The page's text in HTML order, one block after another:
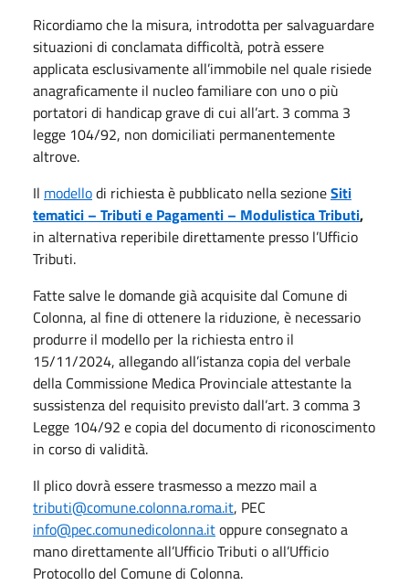
Ricordiamo che la misura, introdotta per salvaguardare
situazioni di conclamata difficoltà, potrà essere
applicata esclusivamente all’immobile nel quale risiede
anagraficamente il nucleo familiare con uno o più
portatori di handicap grave di cui all’art. 3 comma 3
legge 104/92, non domiciliati permanentemente
altrove.
Il modellodi richiesta è pubblicato nella sezioneSiti
tematici – Tributi e Pagamenti – Modulistica Tributi,
in alternativa reperibile direttamente presso l’Ufficio
Tributi.
Fatte salve le domande già acquisite dal Comune di
Colonna, al fine di ottenere la riduzione, è necessario
produrre il modello per la richiesta entro il
15/11/2024, allegando all’istanza copia del verbale
della Commissione Medica Provinciale attestante la
sussistenza del requisito previsto dall’art. 3 comma 3
Legge 104/92 e copia del documento di riconoscimento
in corso di validità.
Il plico dovrà essere trasmesso a mezzo mail a
tributi@comune.colonna.roma.it, PEC
info@pec.comunedicolonna.itoppure consegnato a
mano direttamente all’Ufficio Tributi o all’Ufficio
Protocollo del Comune di Colonna.